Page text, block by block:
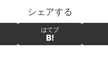
シェアする
はてブ